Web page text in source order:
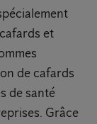
et
de cafards
de santé
Grâce